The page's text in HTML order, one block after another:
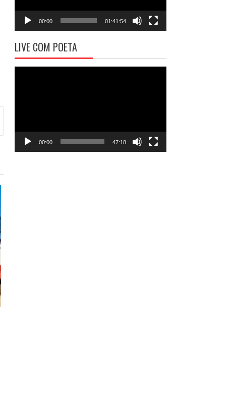
00:00 01:41:54
LIVE COM POETA
00:00 47:18